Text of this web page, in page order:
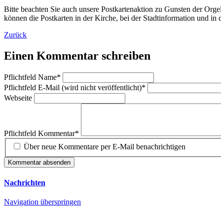
Bitte beachten Sie auch unsere Postkartenaktion zu Gunsten der
können die Postkarten in der Kirche, bei der Stadtinformation und
Zurück
Einen Kommentar schreiben
Pflichtfeld Name*
Pflichtfeld E-Mail (wird nicht veröffentlicht)*
Webseite
Pflichtfeld Kommentar*
Über neue Kommentare per E-Mail benachrichtigen
Kommentar absenden
Nachrichten
Navigation überspringen